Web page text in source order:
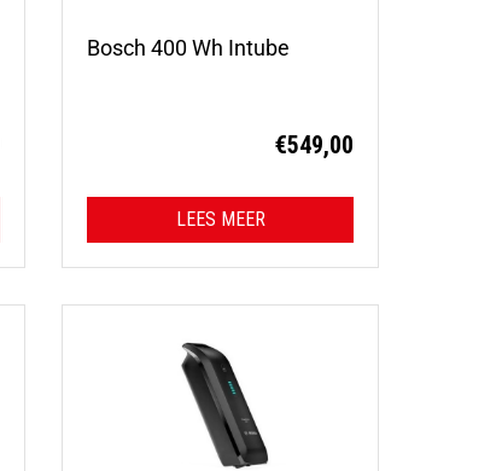
Bosch 400 Wh Intube
€549,00
LEES MEER